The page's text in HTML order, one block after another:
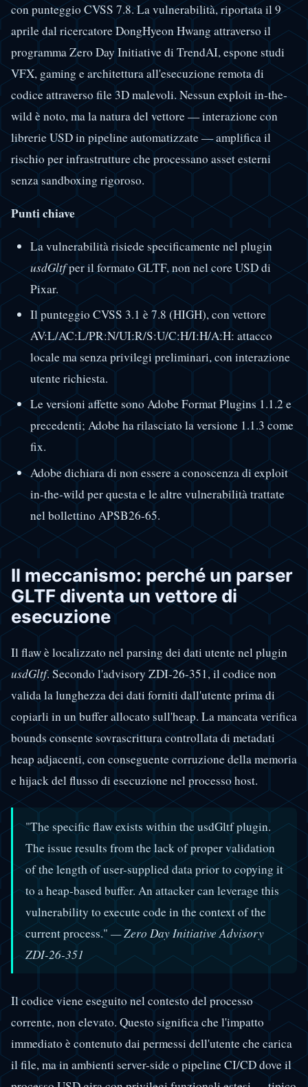
con punteggio CVSS 7.8. La vulnerabilità, riportata il 9
aprile dal ricercatore DongHyeon Hwang attraverso il
programma Zero Day Initiative di TrendAI, espone studi
VFX, gaming e architettura all'esecuzione remota di
codice attraverso file 3D malevoli. Nessun exploit in-the-
wild è noto, ma la natura del vettore — interazione con
librerie USD in pipeline automatizzate — amplifica il
rischio per infrastrutture che processano asset esterni
senza sandboxing rigoroso.
Punti chiave
La vulnerabilità risiede specificamente nel plugin
usdGltfper il formato GLTF, non nel core USD di
Pixar.
Il punteggio CVSS 3.1 è 7.8 (HIGH), con vettore
AV:L/AC:L/PR:N/UI:R/S:U/C:H/I:H/A:H: attacco
locale ma senza privilegi preliminari, con interazione
utente richiesta.
Le versioni affette sono Adobe Format Plugins 1.1.2 e
precedenti; Adobe ha rilasciato la versione 1.1.3 come
fix.
Adobe dichiara di non essere a conoscenza di exploit
in-the-wild per questa e le altre vulnerabilità trattate
nel bollettino APSB26-65.
Il meccanismo: perché un parser
GLTF diventa un vettore di
esecuzione
Il flaw è localizzato nel parsing dei dati utente nel plugin
usdGltf. Secondo l'advisory ZDI-26-351, il codice non
valida la lunghezza dei dati forniti dall'utente prima di
copiarli in un buffer allocato sull'heap. La mancata verifica
bounds consente sovrascrittura controllata di metadati
heap adjacenti, con conseguente corruzione della memoria
e hijack del flusso di esecuzione nel processo host.
"The specific flaw exists within the usdGltf plugin.
The issue results from the lack of proper validation
of the length of user-supplied data prior to copying it
to a heap-based buffer. An attacker can leverage this
vulnerability to execute code in the context of the
current process." — Zero Day Initiative Advisory
ZDI-26-351
Il codice viene eseguito nel contesto del processo
corrente, non elevato. Questo significa che l'impatto
immediato è contenuto dai permessi dell'utente che carica
il file, ma in ambienti server-side o pipeline CI/CD dove il